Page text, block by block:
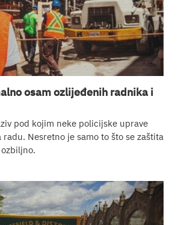
osam ozlijeđenih radnika i
pod kojim neke policijske uprave
Nesretno je samo to što se zaštita